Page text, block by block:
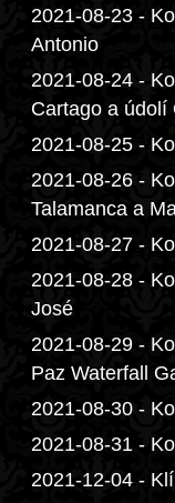
2021-08-23 -
Antonio
2021-08-24 -
Cartago a údolí
2021-08-25 -
2021-08-26 -
Talamanca a
2021-08-27 -
2021-08-28 -
José
2021-08-29 -
Paz Waterfall
2021-08-30 -
2021-08-31 -
2021-12-04 -